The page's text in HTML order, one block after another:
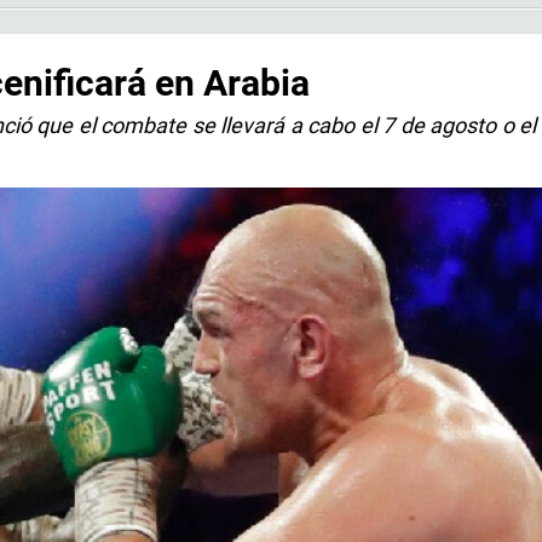
en Arabia
que el combate se llevará a cabo el 7 de agosto o el